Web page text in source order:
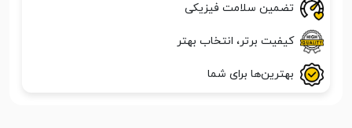
تضمین سلامت فیزیکی
کیفیت برتر، انتخاب بهتر
بهترین‌ها برای شما